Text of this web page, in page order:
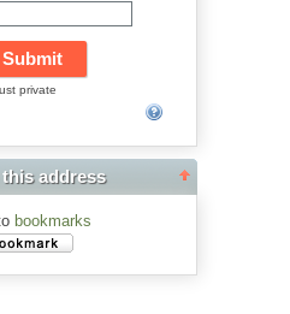
private
this address
bookmarks